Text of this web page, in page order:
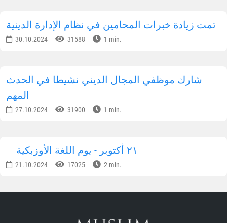
تمت زيادة خبرات المحامين في نظام الإدارة الدينية
30.10.2024 31588 1 min.
شارك موظفي المجال الديني نشيطا في الحدث
المهم
27.10.2024 31900 1 min.
٢١ أكتوبر - يوم اللغة الأوزبكية
21.10.2024 17025 2 min.